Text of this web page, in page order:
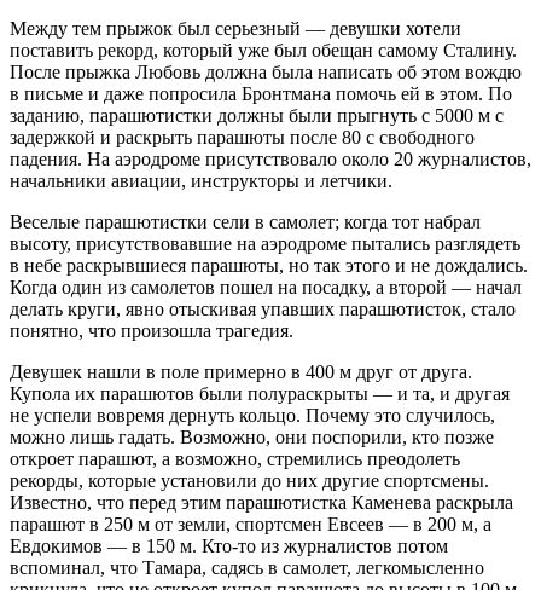
Между тем прыжок был серьезный — девушки хотели
поставить рекорд, который уже был обещан самому Сталину.
После прыжка Любовь должна была написать об этом вождю
в письме и даже попросила Бронтмана помочь ей в этом. По
заданию, парашютистки должны были прыгнуть с 5000 м с
задержкой и раскрыть парашюты после 80 с свободного
падения. На аэродроме присутствовало около 20 журналистов,
начальники авиации, инструкторы и летчики.
Веселые парашютистки сели в самолет; когда тот набрал
высоту, присутствовавшие на аэродроме пытались разглядеть
в небе раскрывшиеся парашюты, но так этого и не дождались.
Когда один из самолетов пошел на посадку, а второй — начал
делать круги, явно отыскивая упавших парашютисток, стало
понятно, что произошла трагедия.
Девушек нашли в поле примерно в 400 м друг от друга.
Купола их парашютов были полураскрыты — и та, и другая
не успели вовремя дернуть кольцо. Почему это случилось,
можно лишь гадать. Возможно, они поспорили, кто позже
откроет парашют, а возможно, стремились преодолеть
рекорды, которые установили до них другие спортсмены.
Известно, что перед этим парашютистка Каменева раскрыла
парашют в 250 м от земли, спортсмен Евсеев — в 200 м, а
Евдокимов — в 150 м. Кто-то из журналистов потом
вспоминал, что Тамара, садясь в самолет, легкомысленно